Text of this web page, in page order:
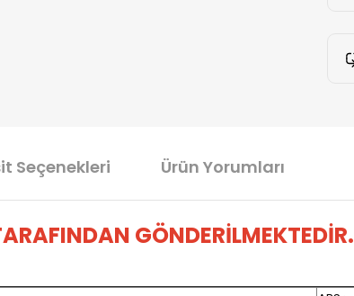
Seçenekleri Ürün Yorumları
GÖNDERİLMEKTEDİR.